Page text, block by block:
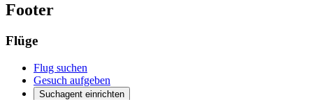
Footer
Flüge
Flug suchen
Gesuch aufgeben
Suchagent einrichten